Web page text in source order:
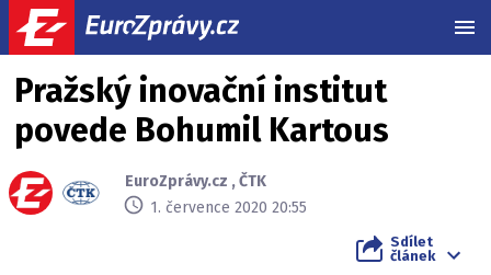
Pražský inovační institut
povede Bohumil Kartous
EuroZprávy.cz ,ČTK
1. července 2020 20:55
Sdílet
článek